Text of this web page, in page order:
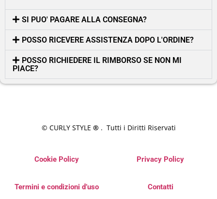
SI PUO' PAGARE ALLA CONSEGNA?
POSSO RICEVERE ASSISTENZA DOPO L'ORDINE?
POSSO RICHIEDERE IL RIMBORSO SE NON MI
PIACE?
© CURLY STYLE ® . Tutti i Diritti Riservati
Cookie Policy Privacy Policy
Termini e condizioni d’uso Contatti